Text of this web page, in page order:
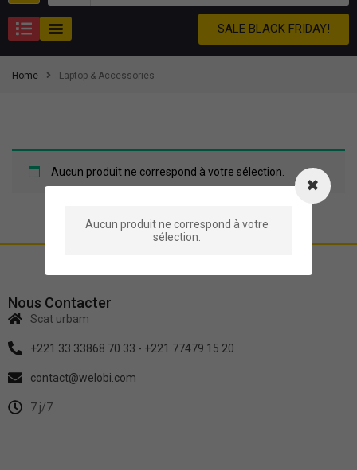
SALE BLACK FRIDAY!
Home Laptop & Accessories
Aucun produit ne correspond à votre sélection.
Nous Contacter
Scat urbam
+221 33 33868 70 33 - +221 77479 15 20
contact@welobi.com
7 j/7
Aucun produit ne correspond à votre
sélection.